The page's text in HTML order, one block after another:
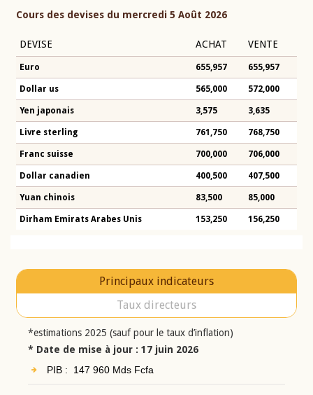
Cours des devises du mercredi 5 Août 2026
DEVISE ACHAT VENTE
Euro 655,957 655,957
Dollar us 565,000 572,000
Yen japonais 3,575 3,635
Livre sterling 761,750 768,750
Franc suisse 700,000 706,000
Dollar canadien 400,500 407,500
Yuan chinois 83,500 85,000
Dirham Emirats Arabes Unis 153,250 156,250
Principaux indicateurs
Taux directeurs
*estimations 2025 (sauf pour le taux d’inflation)
* Date de mise à jour : 17 juin 2026
PIB : 147 960 Mds Fcfa